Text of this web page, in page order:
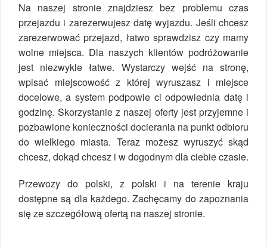
Na naszej stronie znajdziesz bez problemu czas
przejazdu i zarezerwujesz datę wyjazdu. Jeśli chcesz
zarezerwować przejazd, łatwo sprawdzisz czy mamy
wolne miejsca. Dla naszych klientów podróżowanie
jest niezwykle łatwe. Wystarczy wejść na stronę,
wpisać miejscowość z której wyruszasz i miejsce
docelowe, a system podpowie ci odpowiednia datę i
godzinę. Skorzystanie z naszej oferty jest przyjemne i
pozbawione konieczności docierania na punkt odbioru
do wielkiego miasta. Teraz możesz wyruszyć skąd
chcesz, dokąd chcesz i w dogodnym dla ciebie czasie.
Przewozy do polski, z polski i na terenie kraju
dostępne są dla każdego. Zachęcamy do zapoznania
się ze szczegółową ofertą na naszej stronie.